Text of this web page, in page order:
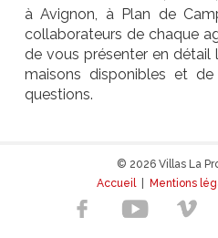
à Avignon, à Plan de
collaborateurs de chaque
de vous présenter en détail
maisons disponibles et
questions.
© 2026 Villas La
Accueil| Mentions